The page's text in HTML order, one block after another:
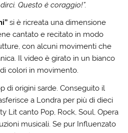
Questo è coraggio!”.
si è ricreata una dimensione
cantato e recitato in modo
con alcuni movimenti che
Il video è girato in un bianco
colori in movimento.
di origini sarde. Conseguito il
a Londra per più di dieci
Lit canto Pop, Rock, Soul, Opera
musicali. Se pur Influenzato